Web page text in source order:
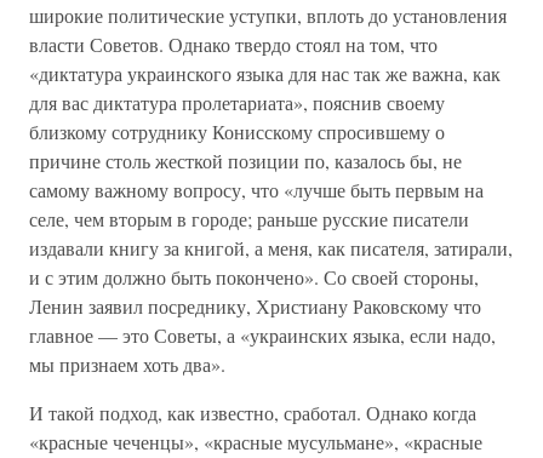
широкие политические уступки, вплоть до установления
власти Советов. Однако твердо стоял на том, что
«диктатура украинского языка для нас так же важна, как
для вас диктатура пролетариата», пояснив своему
близкому сотруднику Конисскому спросившему о
причине столь жесткой позиции по, казалось бы, не
самому важному вопросу, что «лучше быть первым на
селе, чем вторым в городе; раньше русские писатели
издавали книгу за книгой, а меня, как писателя, затирали,
и с этим должно быть покончено». Со своей стороны,
Ленин заявил посреднику, Христиану Раковскому что
главное — это Советы, а «украинских языка, если надо,
мы признаем хоть два».
И такой подход, как известно, сработал. Однако когда
«красные чеченцы», «красные мусульмане», «красные